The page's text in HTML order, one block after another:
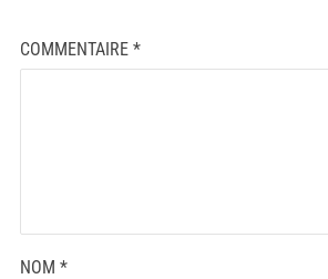
COMMENTAIRE *
NOM *